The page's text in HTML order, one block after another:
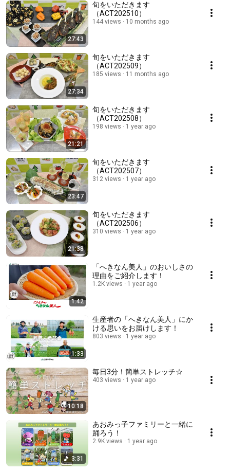
27:43
旬をいただきます
（ACT202510）
144 views 10 months ago
27:34
旬をいただきます
（ACT202509）
185 views 11 months ago
21:21
旬をいただきます
（ACT202508）
198 views 1 year ago
23:47
旬をいただきます
（ACT202507）
312 views 1 year ago
21:38
旬をいただきます
（ACT202506）
310 views 1 year ago
1:42
「へきなん美人」のおいしさの
理由をご紹介します！
1.2K views 1 year ago
1:33
生産者の「へきなん美人」にか
ける思いをお届けします！
803 views 1 year ago
10:18
毎日3分！簡単ストレッチ☆
403 views 1 year ago
3:31
あおみっ子ファミリーと一緒に
踊ろう！
2.9K views 1 year ago